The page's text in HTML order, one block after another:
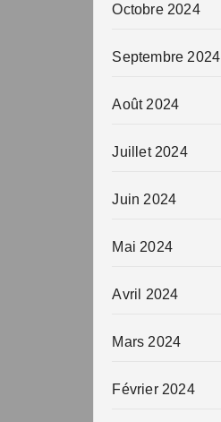
Octobre 2024
Septembre 2024
Août 2024
Juillet 2024
Juin 2024
Mai 2024
Avril 2024
Mars 2024
Février 2024